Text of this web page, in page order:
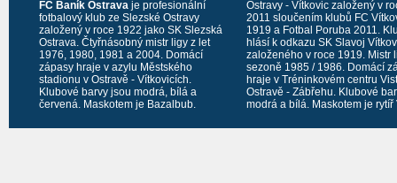
FC Baník Ostrava je profesionální
fotbalový klub ze Slezské Ostravy
založený v roce 1922 jako SK Slezská
Ostrava. Čtyřnásobný mistr ligy z let
1976, 1980, 1981 a 2004. Domácí
zápasy hraje v azylu Městského
stadionu v Ostravě - Vítkovicích.
Klubové barvy jsou modrá, bílá a
červená. Maskotem je Bazalbub.
Ostravy - Vítkovic založený v
2011 sloučením klubů FC
1919 a Fotbal Poruba 2011.
hlásí k odkazu SK Slavoj
založeného v roce 1919. Mistr
sezoně 1985 / 1986. Domácí
hraje v Tréninkovém centru
Ostravě - Zábřehu. Klubové
modrá a bílá. Maskotem je rytíř